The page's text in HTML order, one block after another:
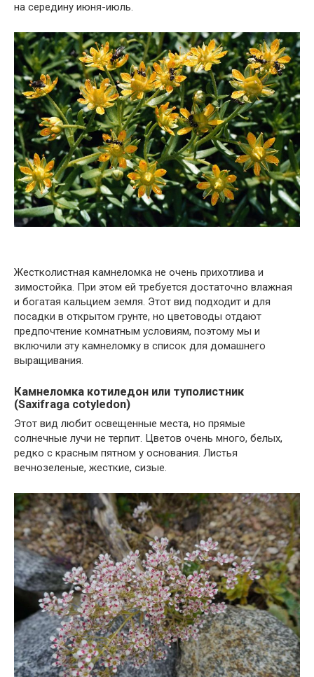
на середину июня-июль.
Жестколистная камнеломка не очень прихотлива и
зимостойка. При этом ей требуется достаточно влажная
и богатая кальцием земля. Этот вид подходит и для
посадки в открытом грунте, но цветоводы отдают
предпочтение комнатным условиям, поэтому мы и
включили эту камнеломку в список для домашнего
выращивания.
Камнеломка котиледон или туполистник
(Saxifraga cotyledon)
Этот вид любит освещенные места, но прямые
солнечные лучи не терпит. Цветов очень много, белых,
редко с красным пятном у основания. Листья
вечнозеленые, жесткие, сизые.